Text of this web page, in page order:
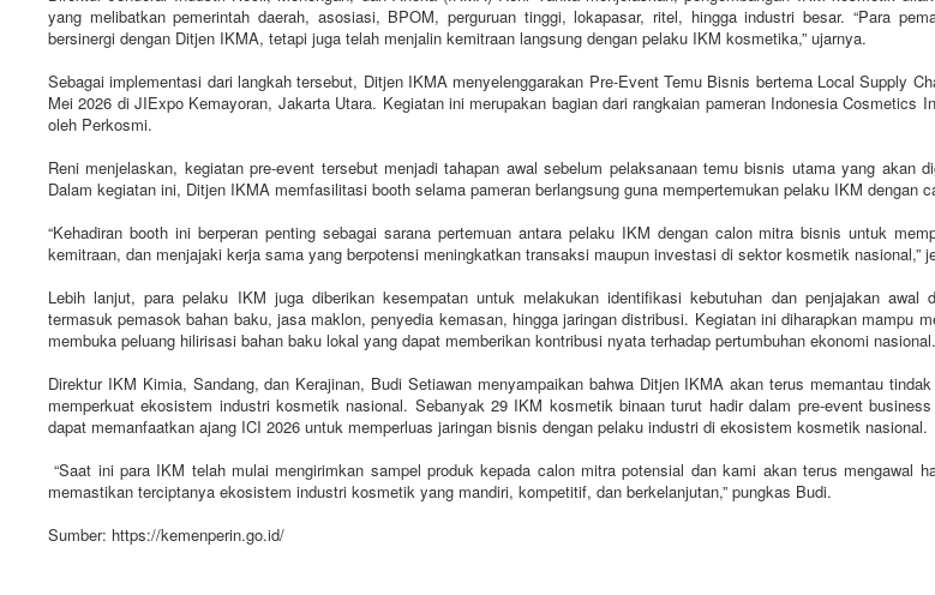
yang melibatkan pemerintah daerah, asosiasi, BPOM, perguruan tinggi, lokapasar, ritel, hingga industri besar. “Para
bersinergi dengan Ditjen IKMA, tetapi juga telah menjalin kemitraan langsung dengan pelaku IKM kosmetika,” ujarnya.
Sebagai implementasi dari langkah tersebut, Ditjen IKMA menyelenggarakan Pre-Event Temu Bisnis bertema Local Supply
Mei 2026 di JIExpo Kemayoran, Jakarta Utara. Kegiatan ini merupakan bagian dari rangkaian pameran Indonesia Cosmetics
oleh Perkosmi.
Reni menjelaskan, kegiatan pre-event tersebut menjadi tahapan awal sebelum pelaksanaan temu bisnis utama yang akan
Dalam kegiatan ini, Ditjen IKMA memfasilitasi booth selama pameran berlangsung guna mempertemukan pelaku IKM dengan
“Kehadiran booth ini berperan penting sebagai sarana pertemuan antara pelaku IKM dengan calon mitra bisnis untuk
kemitraan, dan menjajaki kerja sama yang berpotensi meningkatkan transaksi maupun investasi di sektor kosmetik nasional,”
Lebih lanjut, para pelaku IKM juga diberikan kesempatan untuk melakukan identifikasi kebutuhan dan penjajakan awal
termasuk pemasok bahan baku, jasa maklon, penyedia kemasan, hingga jaringan distribusi. Kegiatan ini diharapkan mampu
membuka peluang hilirisasi bahan baku lokal yang dapat memberikan kontribusi nyata terhadap pertumbuhan ekonomi nasional.
Direktur IKM Kimia, Sandang, dan Kerajinan, Budi Setiawan menyampaikan bahwa Ditjen IKMA akan terus memantau
memperkuat ekosistem industri kosmetik nasional. Sebanyak 29 IKM kosmetik binaan turut hadir dalam pre-event
dapat memanfaatkan ajang ICI 2026 untuk memperluas jaringan bisnis dengan pelaku industri di ekosistem kosmetik nasional.
“Saat ini para IKM telah mulai mengirimkan sampel produk kepada calon mitra potensial dan kami akan terus mengawal
memastikan terciptanya ekosistem industri kosmetik yang mandiri, kompetitif, dan berkelanjutan,” pungkas Budi.
Sumber: https://kemenperin.go.id/